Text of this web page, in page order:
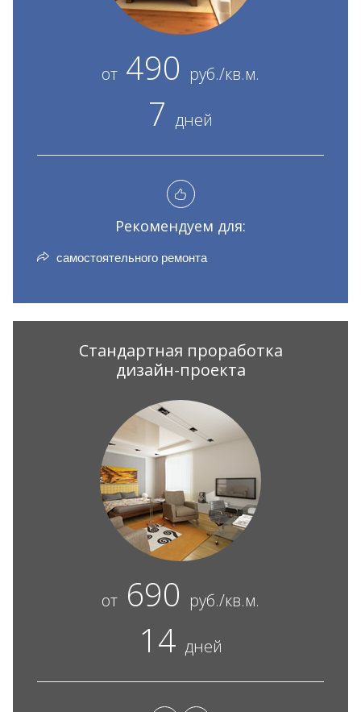
от 490 руб./кв.м.
7 дней
Рекомендуем для:
самостоятельного ремонта
Стандартная проработка
дизайн-проекта
от 690 руб./кв.м.
14 дней